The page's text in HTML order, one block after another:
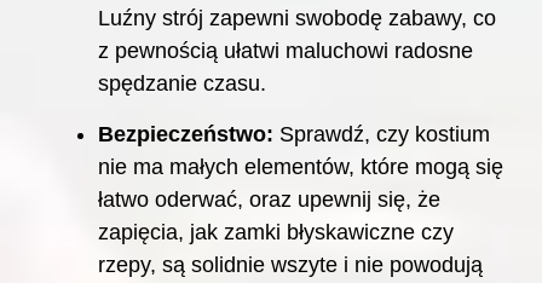
Luźny strój zapewni swobodę zabawy, co
z pewnością ułatwi maluchowi radosne
spędzanie czasu.
Bezpieczeństwo: Sprawdź, czy kostium
nie ma małych elementów, które mogą się
łatwo oderwać, oraz upewnij się, że
zapięcia, jak zamki błyskawiczne czy
rzepy, są solidnie wszyte i nie powodują